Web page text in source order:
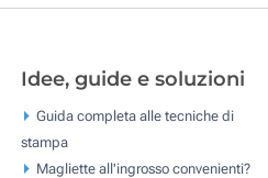
Idee, guide e soluzioni
Guida completa alle tecniche di
stampa
Magliette all'ingrosso convenienti?